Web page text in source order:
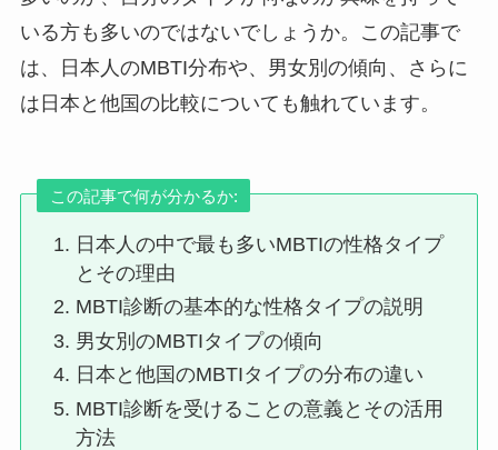
いる方も多いのではないでしょうか。この記事で
は、日本人のMBTI分布や、男女別の傾向、さらに
は日本と他国の比較についても触れています。
この記事で何が分かるか:
日本人の中で最も多いMBTIの性格タイプ
とその理由
MBTI診断の基本的な性格タイプの説明
男女別のMBTIタイプの傾向
日本と他国のMBTIタイプの分布の違い
MBTI診断を受けることの意義とその活用
方法